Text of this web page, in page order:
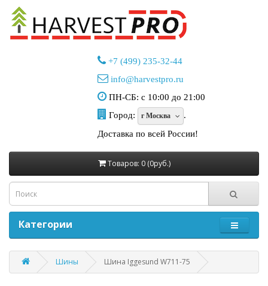
+7 (499) 235-32-44
info@harvestpro.ru
ПН-СБ: с 10:00 до 21:00
Город:
г Москва
.
Доставка по всей России!
Товаров: 0 (0руб.)
Категории
Шины Шина Iggesund W711-75